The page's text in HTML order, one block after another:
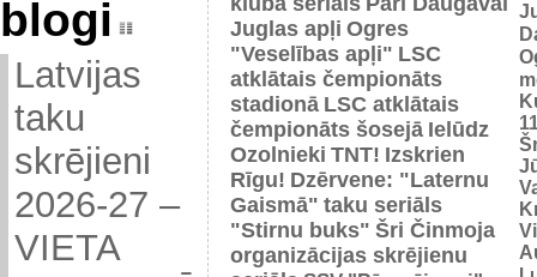
blogi
Latvijas
taku
skrējieni
2026-27 –
VIETA
Juglas apļi Ogres
"Veselības apļi" LSC
atklātais čempionāts
stadionā LSC atklātais
čempionāts šosejā Ielūdz
Ozolnieki TNT! Izskrien
Rīgu! Dzērvene: "Laternu
Gaismā" taku seriāls
"Stirnu buks" Šri Činmoja
organizācijas skrējienu